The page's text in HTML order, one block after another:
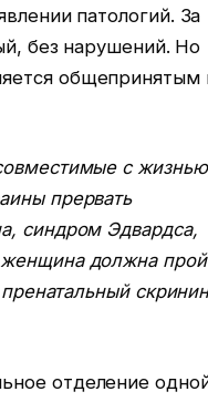
патологий. За
без нарушений. Но
общепринятым
с
прервать
синдром Эдвардса,
должна
отделение